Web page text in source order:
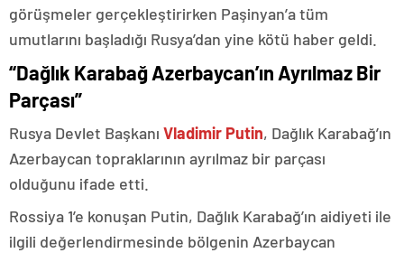
görüşmeler gerçekleştirirken Paşinyan’a tüm
umutlarını başladığı Rusya’dan yine kötü haber geldi.
“Dağlık Karabağ Azerbaycan’ın Ayrılmaz Bir
Parçası”
Rusya Devlet Başkanı Vladimir Putin, Dağlık Karabağ’ın
Azerbaycan topraklarının ayrılmaz bir parçası
olduğunu ifade etti.
Rossiya 1’e konuşan Putin, Dağlık Karabağ’ın aidiyeti ile
ilgili değerlendirmesinde bölgenin Azerbaycan